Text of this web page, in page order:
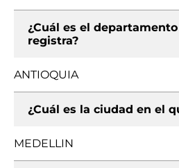
¿Cuál es el
registra?
ANTIOQUIA
¿Cuál es la ciudad en el
MEDELLIN